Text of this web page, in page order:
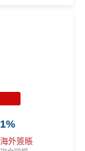
多次HK$500
SC Mobile A
申請得！
00 + 8
卡，批卡後首
1%
海外簽賬